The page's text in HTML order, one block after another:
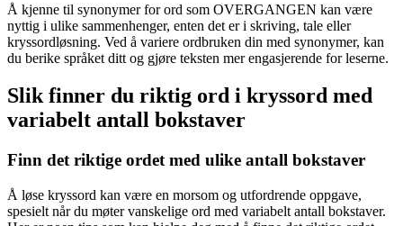
Å kjenne til synonymer for ord som OVERGANGEN kan være
nyttig i ulike sammenhenger, enten det er i skriving, tale eller
kryssordløsning. Ved å variere ordbruken din med synonymer, kan
du berike språket ditt og gjøre teksten mer engasjerende for leserne.
Slik finner du riktig ord i kryssord med
variabelt antall bokstaver
Finn det riktige ordet med ulike antall bokstaver
Å løse kryssord kan være en morsom og utfordrende oppgave,
spesielt når du møter vanskelige ord med variabelt antall bokstaver.